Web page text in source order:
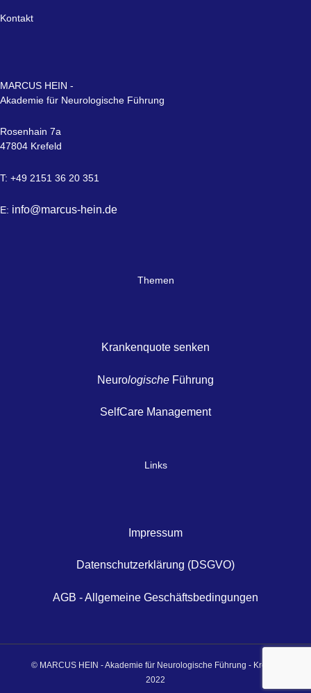
Kontakt
MARCUS HEIN -
Akademie für Neurologische Führung
Rosenhain 7a
47804 Krefeld
T: +49 2151 36 20 351
E: info@marcus-hein.de
Themen
Krankenquote senken
Neurologische Führung
SelfCare Management
Links
Impressum
Datenschutzerklärung (DSGVO)
AGB - Allgemeine Geschäftsbedingungen
© MARCUS HEIN - Akademie für Neurologische Führung - Krefeld
2022